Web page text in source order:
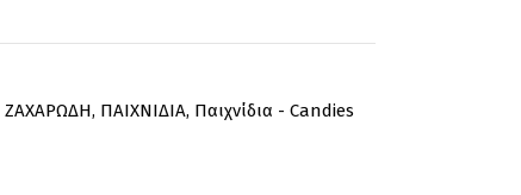
ΖΑΧΑΡΩΔΗ, ΠΑΙΧΝΙΔΙΑ, Παιχνίδια - Candies